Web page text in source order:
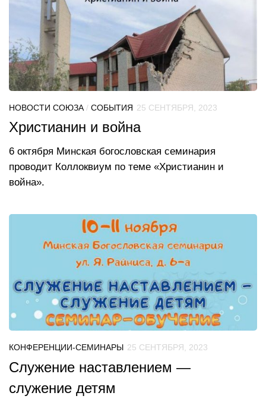
НОВОСТИ СОЮЗА / СОБЫТИЯ 25 СЕНТЯБРЯ, 2023
Христианин и война
6 октября Минская богословская семинария
проводит Коллоквиум по теме «Христианин и
война».
КОНФЕРЕНЦИИ-СЕМИНАРЫ 25 СЕНТЯБРЯ, 2023
Служение наставлением —
служение детям